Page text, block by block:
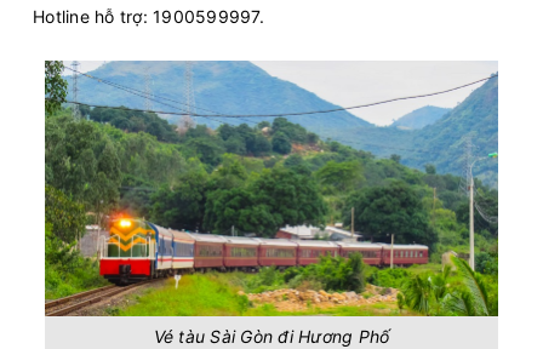
Hotline hỗ trợ: 1900599997.
Vé tàu Sài Gòn đi Hương Phố